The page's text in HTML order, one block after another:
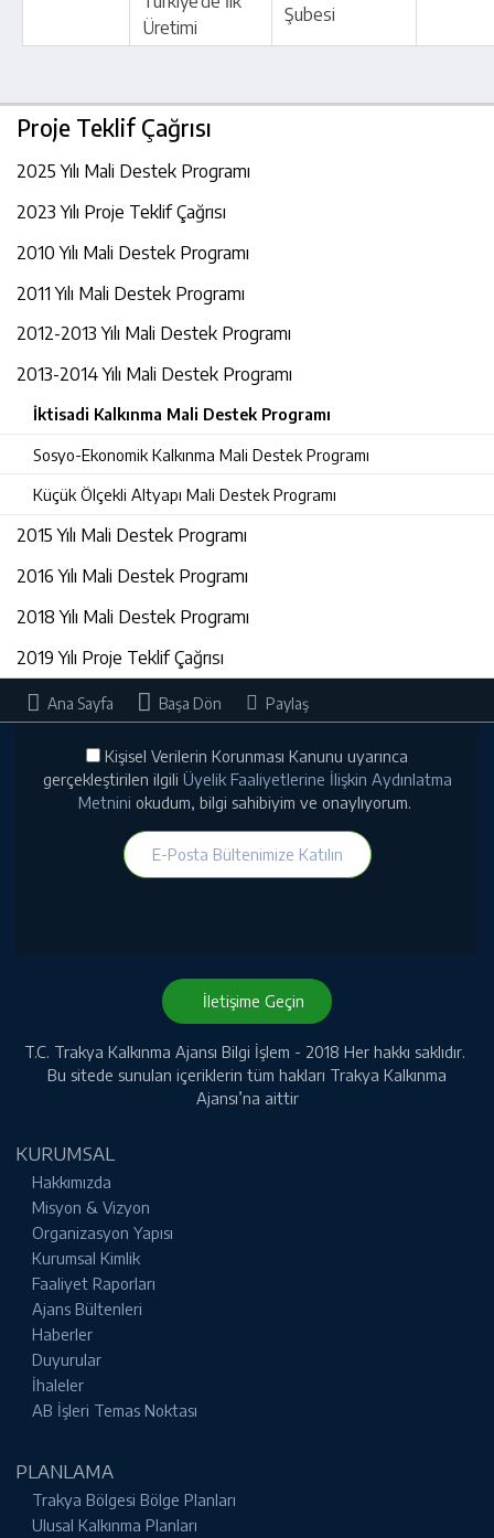
Üretimi
Şubesi
Proje Teklif Çağrısı
2025 Yılı Mali Destek Programı
2023 Yılı Proje Teklif Çağrısı
2010 Yılı Mali Destek Programı
2011 Yılı Mali Destek Programı
2012-2013 Yılı Mali Destek Programı
2013-2014 Yılı Mali Destek Programı
İktisadi Kalkınma Mali Destek Programı
Sosyo-Ekonomik Kalkınma Mali Destek Programı
Küçük Ölçekli Altyapı Mali Destek Programı
2015 Yılı Mali Destek Programı
2016 Yılı Mali Destek Programı
2018 Yılı Mali Destek Programı
2019 Yılı Proje Teklif Çağrısı
Ana Sayfa Başa Dön Paylaş
Kişisel Verilerin Korunması Kanunu uyarınca
gerçekleştirilen ilgili Üyelik Faaliyetlerine İlişkin Aydınlatma
Metnini okudum, bilgi sahibiyim ve onaylıyorum.
E-Posta Bültenimize Katılın
İletişime Geçin
T.C. Trakya Kalkınma Ajansı Bilgi İşlem - 2018 Her hakkı saklıdır.
Bu sitede sunulan içeriklerin tüm hakları Trakya Kalkınma
Ajansı’na aittir
KURUMSAL
Hakkımızda
Misyon & Vizyon
Organizasyon Yapısı
Kurumsal Kimlik
Faaliyet Raporları
Ajans Bültenleri
Haberler
Duyurular
İhaleler
AB İşleri Temas Noktası
PLANLAMA
Trakya Bölgesi Bölge Planları
Ulusal Kalkınma Planları